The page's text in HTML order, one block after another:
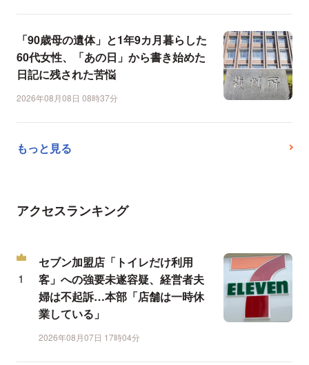
「90歳母の遺体」と1年9カ月暮らした
60代女性、「あの日」から書き始めた
日記に残された苦悩
2026年08月08日 08時37分
もっと見る
アクセスランキング
セブン加盟店「トイレだけ利用
客」への強要未遂容疑、経営者夫
婦は不起訴…本部「店舗は一時休
業している」
2026年08月07日 17時04分